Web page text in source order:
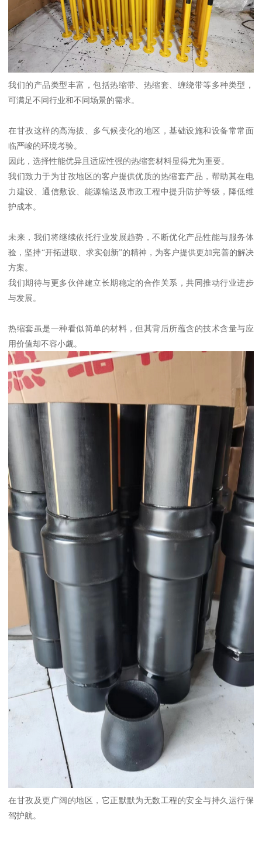
我们的产品类型丰富，包括热缩带、热缩套、缠绕带等多种类型，
可满足不同行业和不同场景的需求。
在甘孜这样的高海拔、多气候变化的地区，基础设施和设备常常面
临严峻的环境考验。
因此，选择性能优异且适应性强的热缩套材料显得尤为重要。
我们致力于为甘孜地区的客户提供优质的热缩套产品，帮助其在电
力建设、通信敷设、能源输送及市政工程中提升防护等级，降低维
护成本。
未来，我们将继续依托行业发展趋势，不断优化产品性能与服务体
验，坚持“开拓进取、求实创新”的精神，为客户提供更加完善的解决
方案。
我们期待与更多伙伴建立长期稳定的合作关系，共同推动行业进步
与发展。
热缩套虽是一种看似简单的材料，但其背后所蕴含的技术含量与应
用价值却不容小觑。
在甘孜及更广阔的地区，它正默默为无数工程的安全与持久运行保
驾护航。